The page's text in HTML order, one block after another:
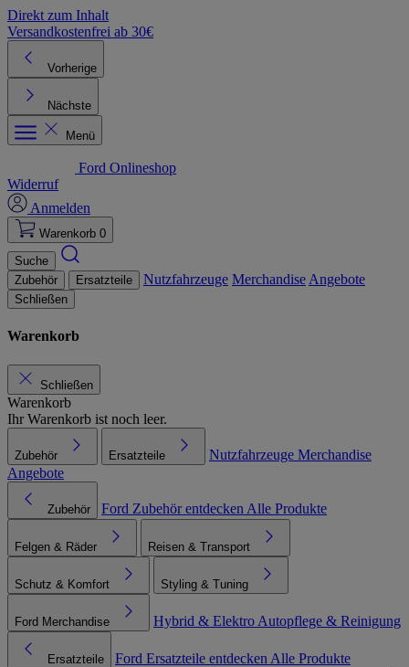
Direkt zum Inhalt
Versandkostenfrei ab 30€
Vorherige
Nächste
Menü
Ford Onlineshop
Widerruf
Anmelden
Warenkorb 0
Suche
Zubehör
Ersatzteile Nutzfahrzeuge Merchandise Angebote
Schließen
Warenkorb
Schließen
Warenkorb
Ihr Warenkorb ist noch leer.
Zubehör Ersatzteile Nutzfahrzeuge Merchandise
Angebote
Zubehör Ford Zubehör entdecken Alle Produkte
Felgen & Räder Reisen & Transport
Schutz & Komfort Styling & Tuning
Ford Merchandise Hybrid & Elektro Autopflege & Reinigung
Ersatzteile Ford Ersatzteile entdecken Alle Produkte